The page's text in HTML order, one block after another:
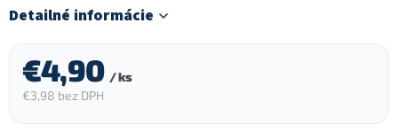
Detailné informácie
€4,90 / ks
€3,98 bez DPH